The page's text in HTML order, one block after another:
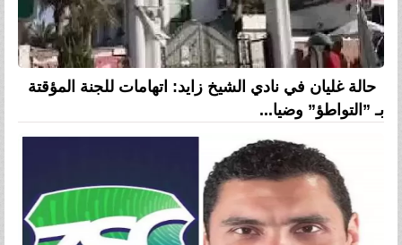
حالة غليان في نادي الشيخ زايد: اتهامات للجنة المؤقتة
بـ ”التواطؤ” وضيا...